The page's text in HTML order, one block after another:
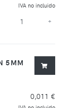
IVA no incluido
+
5MM
0,011 €